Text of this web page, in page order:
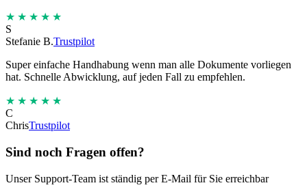
★★★★★
S
Stefanie B.Trustpilot
Super einfache Handhabung wenn man alle Dokumente vorliegen
hat. Schnelle Abwicklung, auf jeden Fall zu empfehlen.
★★★★★
C
ChrisTrustpilot
Sind noch Fragen offen?
Unser Support-Team ist ständig per E-Mail für Sie erreichbar